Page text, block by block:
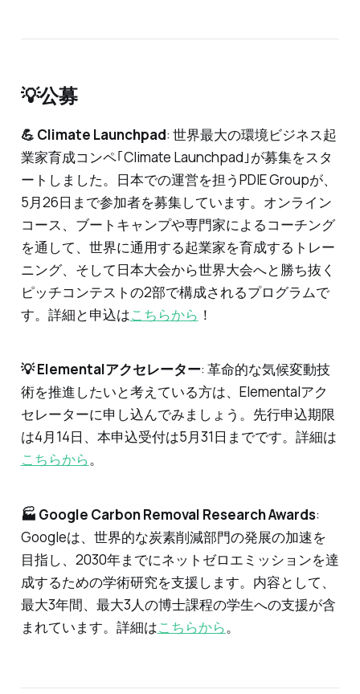
💡公募
💪 Climate Launchpad: 世界最大の環境ビジネス起
業家育成コンペ｢Climate Launchpad｣が募集をスタ
ートしました。日本での運営を担うPDIE Groupが、
5月26日まで参加者を募集しています。オンライン
コース、ブートキャンプや専門家によるコーチング
を通して、世界に通用する起業家を育成するトレー
ニング、そして日本大会から世界大会へと勝ち抜く
ピッチコンテストの2部で構成されるプログラムで
す。詳細と申込はこちらから ！
💡 Elementalアクセレーター: 革命的な気候変動技
術を推進したいと考えている方は、Elementalアク
セレーターに申し込んでみましょう。先行申込期限
は4月14日、本申込受付は5月31日までです。詳細は
こちらから。
🏭 Google Carbon Removal Research Awards:
Googleは、世界的な炭素削減部門の発展の加速を
目指し、2030年までにネットゼロエミッションを達
成するための学術研究を支援します。内容として、
最大3年間、最大3人の博士課程の学生への支援が含
まれています。詳細はこちらから。